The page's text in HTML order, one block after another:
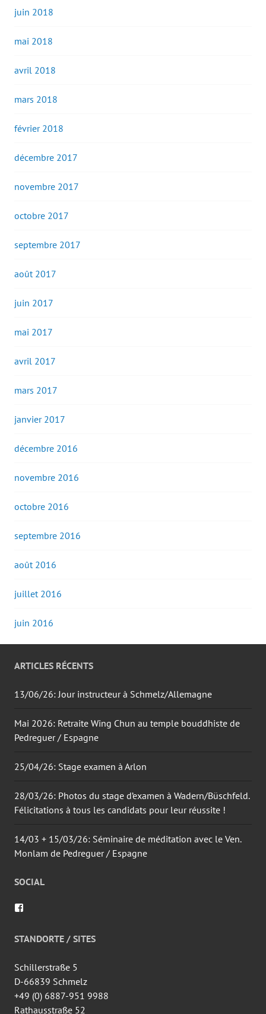
juin 2018
mai 2018
avril 2018
mars 2018
février 2018
décembre 2017
novembre 2017
octobre 2017
septembre 2017
août 2017
juin 2017
mai 2017
avril 2017
mars 2017
janvier 2017
décembre 2016
novembre 2016
octobre 2016
septembre 2016
août 2016
juillet 2016
juin 2016
ARTICLES RÉCENTS
13/06/26: Jour instructeur à Schmelz/Allemagne
Mai 2026: Retraite Wing Chun au temple bouddhiste de
Pedreguer / Espagne
25/04/26: Stage examen à Arlon
28/03/26: Photos du stage d’examen à Wadern/Büschfeld.
Félicitations à tous les candidats pour leur réussite !
14/03 + 15/03/26: Séminaire de méditation avec le Ven.
Monlam de Pedreguer / Espagne
SOCIAL
de
wingtsun.arlon
Facebook
STANDORTE / SITES
Schillerstraße 5
D-66839 Schmelz
+49 (0) 6887-951 9988
Rathausstraße 52